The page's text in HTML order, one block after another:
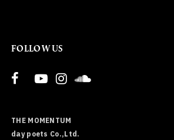
FOLLOW US
THE MOMENTUM
day poets Co.,Ltd.